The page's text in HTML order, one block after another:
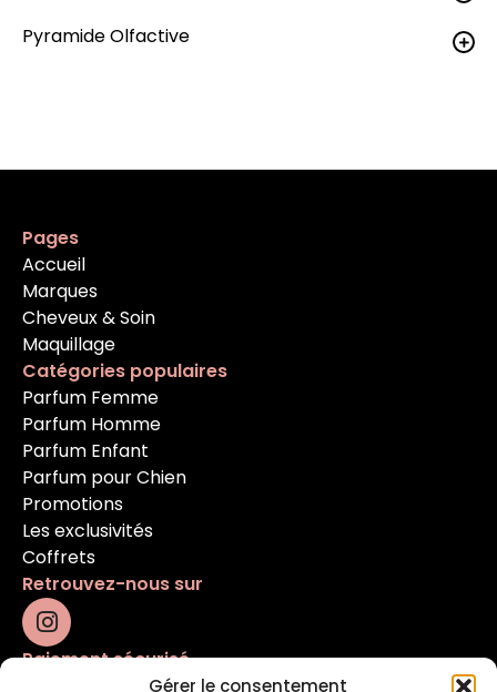
Gérer le consentement
Pyramide Olfactive
Pages
Accueil
Marques
Cheveux & Soin
Maquillage
Catégories populaires
Parfum Femme
Parfum Homme
Parfum Enfant
Parfum pour Chien
Promotions
Les exclusivités
Coffrets
Retrouvez-nous sur
Paiement sécurisé